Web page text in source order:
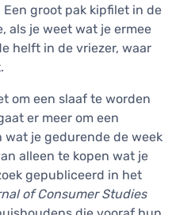
groot pak kipfilet in de
als je weet wat je ermee
helft in de vriezer, waar
om een slaaf te worden
er meer om een
je gedurende de week
alleen te kopen wat je
gepubliceerd in het
of Consumer Studies